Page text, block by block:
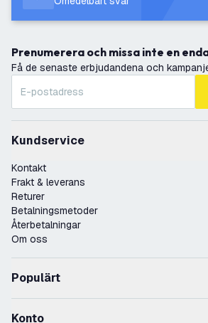
Prenumerera och missa inte en
Få de senaste erbjudandena och
Kundservice
Kontakt
Frakt & leverans
Returer
Betalningsmetoder
Återbetalningar
Om oss
Populärt
Konto